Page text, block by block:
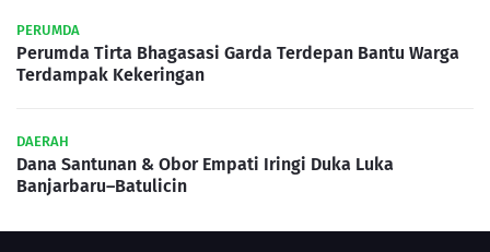
PERUMDA
Perumda Tirta Bhagasasi Garda Terdepan Bantu Warga
Terdampak Kekeringan
DAERAH
Dana Santunan & Obor Empati Iringi Duka Luka
Banjarbaru–Batulicin